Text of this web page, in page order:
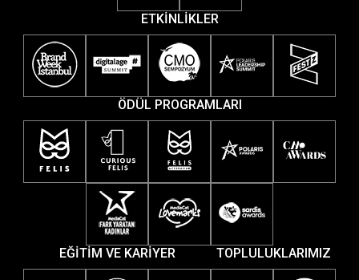
ETKİNLİKLER
ÖDÜL PROGRAMLARI
EĞİTİM VE KARİYER TOPLULUKLARIMIZ